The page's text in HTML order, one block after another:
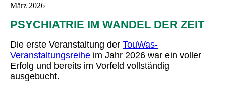
März 2026
PSYCHIATRIE IM WANDEL DER ZEIT
Die erste Veranstaltung der TouWas-
Veranstaltungsreihe im Jahr 2026 war ein voller
Erfolg und bereits im Vorfeld vollständig
ausgebucht.